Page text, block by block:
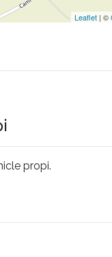
Leaflet | ©
propi.